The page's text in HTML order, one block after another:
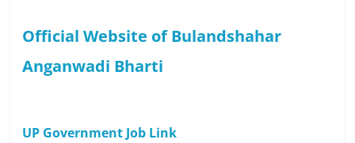
Official Website of Bulandshahar
Anganwadi Bharti
UP Government Job Link